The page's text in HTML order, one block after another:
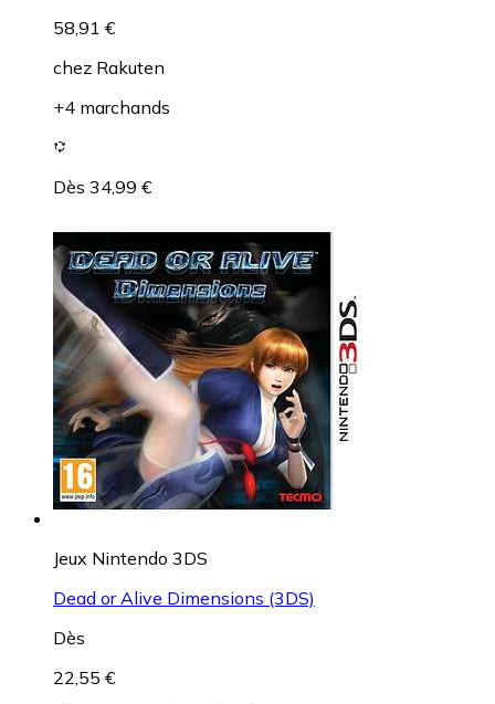
58,91 €
chez Rakuten
+4 marchands
Dès 34,99 €
Jeux Nintendo 3DS
Dead or Alive Dimensions (3DS)
Dès
22,55 €